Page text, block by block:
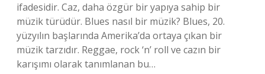
ifadesidir. Caz, daha özgür bir yapıya sahip bir
müzik türüdür. Blues nasıl bir müzik? Blues, 20.
yüzyılın başlarında Amerika’da ortaya çıkan bir
müzik tarzıdır. Reggae, rock ‘n’ roll ve cazın bir
karışımı olarak tanımlanan bu…